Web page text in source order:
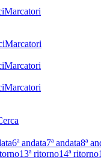
Marcatori
Marcatori
Marcatori
Marcatori
6ª andata7ª andata8ª
13ª ritorno14ª ritorno